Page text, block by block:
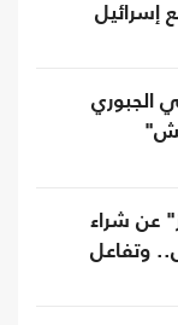
إسرائيل
الجبوري
عن شراء
وتفاعل